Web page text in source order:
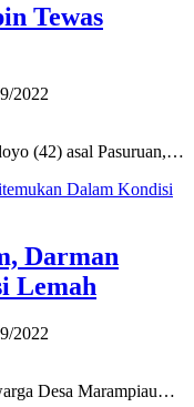
Tewas
2022
(42) asal Pasuruan,…
Darman
Lemah
2022
Desa Marampiau…